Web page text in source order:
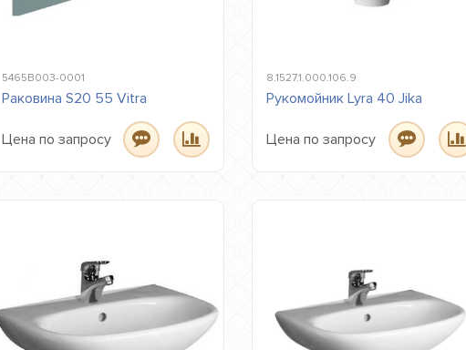
5465B003-0001
Раковина S20 55 Vitra
Цена по запросу
8.1527.1.000.106.9
Рукомойник Lyra 40 Jika
Цена по запросу